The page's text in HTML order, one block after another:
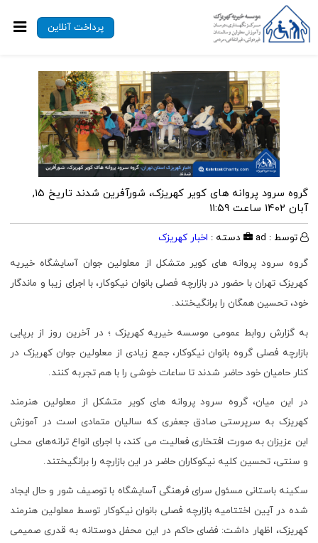
پرداخت آنلاین
گروه سرود پروانه های کویر کهریزک، شورآفرین شدند
تاریخ ۱۵,
آبان ۱۴۰۲ ساعت ۱۱:۵۹
توسط : ad دسته : اخبار کهریزک
گروه سرود پروانه های کویر متشکل از معلولین جوان آسایشگاه خیریه
کهریزک تهران با حضور در بازارچه فصلی بانوان نیکوکار، با اجرای زیبا و ماندگار
خود، تحسین همگان را برانگیختند.
به گزارش روابط عمومی موسسه خیریه کهریزک ؛ در آخرین روز از برپایی
بازارچه فصلی گروه بانوان نیکوکار، جمع زیادی از معلولین جوان کهریزک در
کنار حامیان خود حاضر شدند تا ساعات خوشی را با هم تجربه کنند.
در این میان، گروه سرود پروانه های کویر متشکل از معلولین هنرمند
کهریزک به سرپرستی صادق جعفری که سالیان متمادی است در آموزش
این عزیزان به صورت افتخاری فعالیت می کند، با اجرای انواع ترانه‌های محلی
و سنتی، تحسین کلیه نیکوکاران حاضر در این بازارچه را برانگیختند.
سکینه باستانی مسئول سرای فرهنگی آسایشگاه با توصیف شور و حال ایجاد
شده در آیین اختتامیه بازارچه فصلی بانوان نیکوکار توسط معلولین هنرمند
کهریزک، اظهار داشت: فضای حاکم در این محفل دوستانه به قدری صمیمی